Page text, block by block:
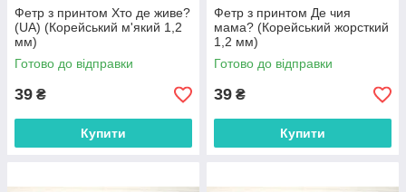
Фетр з принтом Хто де живе?
(UA) (Корейський м'який 1,2
мм)
Готово до відправки
39 ₴
Купити
Фетр з принтом Де чия
мама? (Корейський жорсткий
1,2 мм)
Готово до відправки
39 ₴
Купити